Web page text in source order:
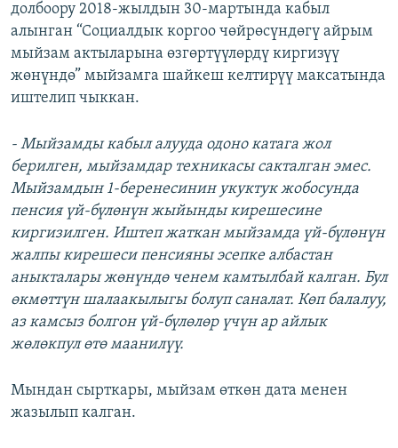
долбоору 2018-жылдын 30-мартында кабыл
алынган “Социалдык коргоо чөйрөсүндөгү айрым
мыйзам актыларына өзгөртүүлөрдү киргизүү
жөнүндө” мыйзамга шайкеш келтирүү максатында
иштелип чыккан.
- Мыйзамды кабыл алууда одоно катага жол
берилген, мыйзамдар техникасы сакталган эмес.
Мыйзамдын 1-беренесинин укуктук жобосунда
пенсия үй-бүлөнүн жыйынды кирешесине
киргизилген. Иштеп жаткан мыйзамда үй-бүлөнүн
жалпы кирешеси пенсияны эсепке албастан
аныкталары жөнүндө ченем камтылбай калган. Бул
өкмөттүн шалаакылыгы болуп саналат. Көп балалуу,
аз камсыз болгон үй-бүлөлөр үчүн ар айлык
жөлөкпул өтө маанилүү.
Мындан сырткары, мыйзам өткөн дата менен
жазылып калган.